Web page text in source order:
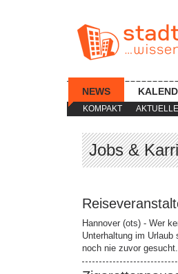
KOMPAKT
NEWS
Jobs &
Hannover (ots) - Wer
Unterhaltung im
noch nie zuvor